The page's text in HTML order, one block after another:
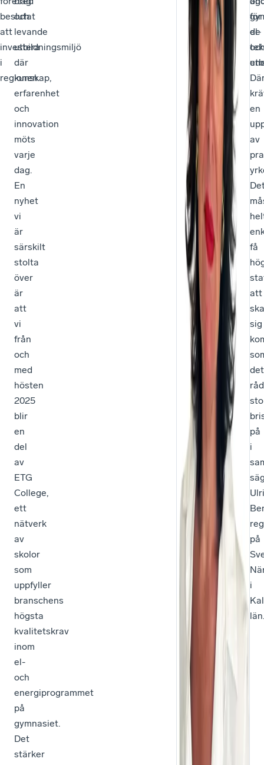
beslutat
att
investera
i
regionen.
och
levande
utbildningsmiljö
där
kunskap,
erfarenhet
och
innovation
möts
varje
dag.
En
nyhet
vi
är
särskilt
stolta
över
är
att
vi
från
och
med
hösten
2025
blir
en
del
av
ETG
College,
ett
nätverk
av
skolor
som
uppfyller
branschens
högsta
kvalitetskrav
inom
el-
och
energiprogrammet
på
gymnasiet.
Det
stärker
el-
för
de
en
av
få
att
sig
det
på
i
på
i
län.